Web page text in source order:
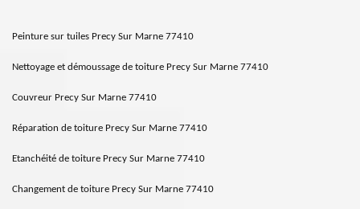
Peinture sur tuiles Precy Sur Marne 77410
Nettoyage et démoussage de toiture Precy Sur Marne 77410
Couvreur Precy Sur Marne 77410
Réparation de toiture Precy Sur Marne 77410
Etanchéité de toiture Precy Sur Marne 77410
Changement de toiture Precy Sur Marne 77410